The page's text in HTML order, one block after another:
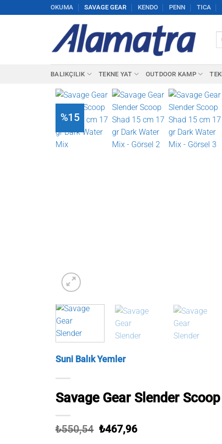
atla
OKUMA SAVAGE GEAR KENDO PENN TICA
BALIKÇILIK TEKNE YAT OUTDOOR KAMP
%15
Suni Balık Yemler
Savage Gear Slender
₺550,54 Orijinal
₺467,96Şu